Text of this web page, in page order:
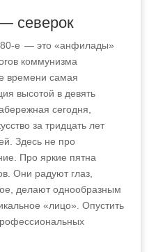
северок
80‑е — это «анфилады»
коммунизма
времени самая
высотой в девять
сегодня,
за тридцать лет
Здесь не про
Про яркие пятна
Они радуют глаз,
делают однообразным
«лицо». Опустить